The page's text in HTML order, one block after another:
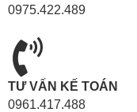
0975.422.489
TƯ VẤN KẾ TOÁN
0961.417.488